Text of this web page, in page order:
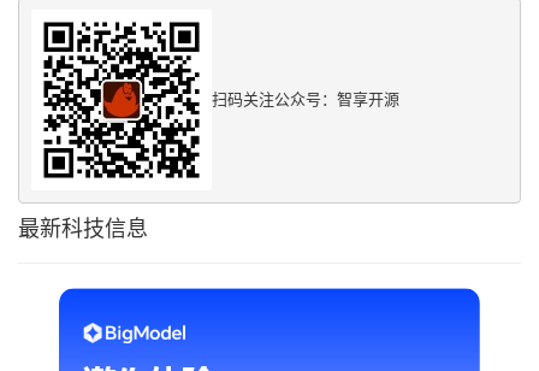
扫码关注公众号：智享开源
最新科技信息